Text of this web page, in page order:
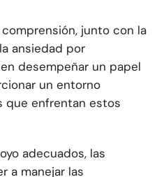
junto con la
ansiedad por
desempeñar un papel
un entorno
que enfrentan estos
adecuados, las
a manejar las